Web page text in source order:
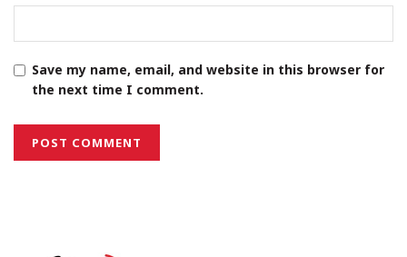
Save my name, email, and website in this browser for
the next time I comment.